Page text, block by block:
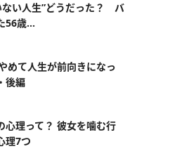
ない人生”どうだった？ バ
56歳...
めて人生が前向きになっ
後編
心理って？ 彼女を噛む行
理7つ